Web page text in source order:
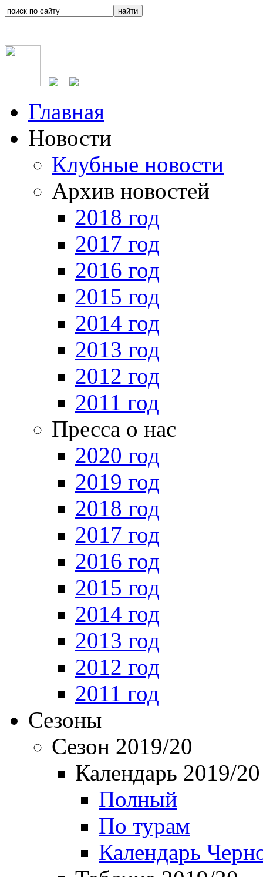
Главная
Новости
Клубные новости
Архив новостей
2018 год
2017 год
2016 год
2015 год
2014 год
2013 год
2012 год
2011 год
Пресса о нас
2020 год
2019 год
2018 год
2017 год
2016 год
2015 год
2014 год
2013 год
2012 год
2011 год
Сезоны
Сезон 2019/20
Календарь 2019/20
Полный
По турам
Календарь